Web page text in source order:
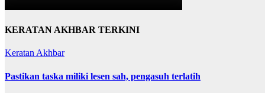
KERATAN AKHBAR TERKINI
Keratan Akhbar
Pastikan taska miliki lesen sah, pengasuh terlatih